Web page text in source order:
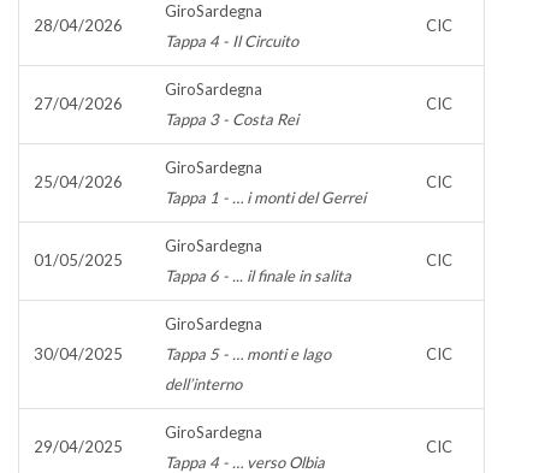
28/04/2026
GiroSardegna
Tappa 4 - Il Circuito
CIC
27/04/2026
GiroSardegna
Tappa 3 - Costa Rei
CIC
25/04/2026
GiroSardegna
Tappa 1 - … i monti del Gerrei
CIC
01/05/2025
GiroSardegna
Tappa 6 - ... il finale in salita
CIC
30/04/2025
GiroSardegna
Tappa 5 - … monti e lago
dell’interno
CIC
29/04/2025
GiroSardegna
Tappa 4 - … verso Olbia
CIC